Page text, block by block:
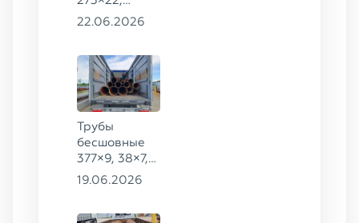
245×26,
22.06.2026
Трубы
бесшовные
377×9, 38×7,
38×8, 28×3,5,
19.06.2026